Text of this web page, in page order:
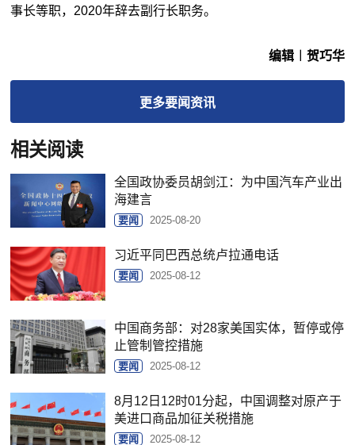
事长等职，2020年辞去副行长职务。
编辑︱贺巧华
更多要闻资讯
相关阅读
全国政协委员胡剑江：为中国汽车产业出
海建言
要闻 2025-08-20
习近平同巴西总统卢拉通电话
要闻 2025-08-12
中国商务部：对28家美国实体，暂停或停
止管制管控措施
要闻 2025-08-12
8月12日12时01分起，中国调整对原产于
美进口商品加征关税措施
要闻 2025-08-12